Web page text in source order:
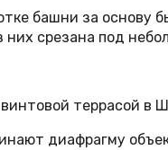
башни за основу
них срезана под
диафрагму